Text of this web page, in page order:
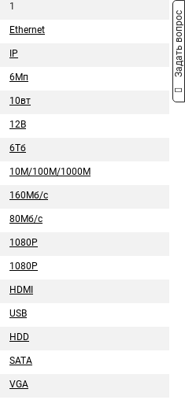
1
Ethernet
IP
6Мп
10вт
12В
6Тб
10M/100M/1000M
160Мб/с
80Мб/с
1080Р
1080P
HDMI
USB
HDD
SATA
VGA
Задать вопрос